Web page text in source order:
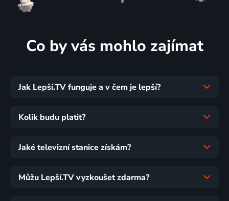
Co by vás mohlo zajímat
Jak Lepší.TV funguje a v čem je lepší?
Kolik budu platit?
Jaké televizní stanice získám?
Můžu Lepší.TV vyzkoušet zdarma?